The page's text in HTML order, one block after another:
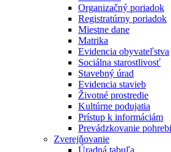
Organizačný poriadok
Registratúrny poriadok
Miestne dane
Matrika
Evidencia obyvateľstva
Sociálna starostlivosť
Stavebný úrad
Evidencia stavieb
Životné prostredie
Kultúrne podujatia
Prístup k informáciám
Prevádzkovanie
Zverejňovanie
Úradná tabuľa